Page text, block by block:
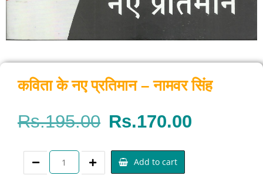
कविता के नए प्रतिमान – नामवर सिंह
Rs.195.00 Rs.170.00
Add to cart